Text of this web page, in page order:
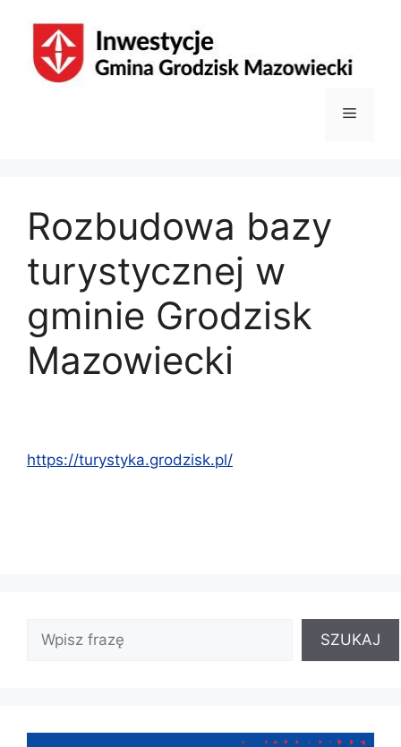
treści
Menu
Rozbudowa bazy
turystycznej w
gminie Grodzisk
Mazowiecki
https://turystyka.grodzisk.pl/
SZUKAJ